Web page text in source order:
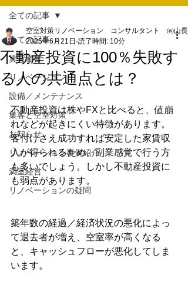
全ての記事
賃貸経営
リノベーション
設備／メンテナンス
集客と空室対策
お知らせ
リノベーション事例紹介
満室経営
リノベーションの疑問
全ての記事
不動産投資に100％失敗す
る人の共通点とは？
空室対策リノベーション コンサルタント ㈲山長
2025年6月21日 読了時間: 10分
不動産投資は株やFXと比べると、値崩
れなどが起きにくい特徴があります。
客付けさえ成功すれば安定した家賃収
入が得られるため、副業感覚で行う方
も多いでしょう。しかし不動産投資に
も弱点があります。
築年数の経過／経済状況の悪化によっ
て退去者が増え、空室率が高くなる
と、キャッシュフローが悪化してしま
います。